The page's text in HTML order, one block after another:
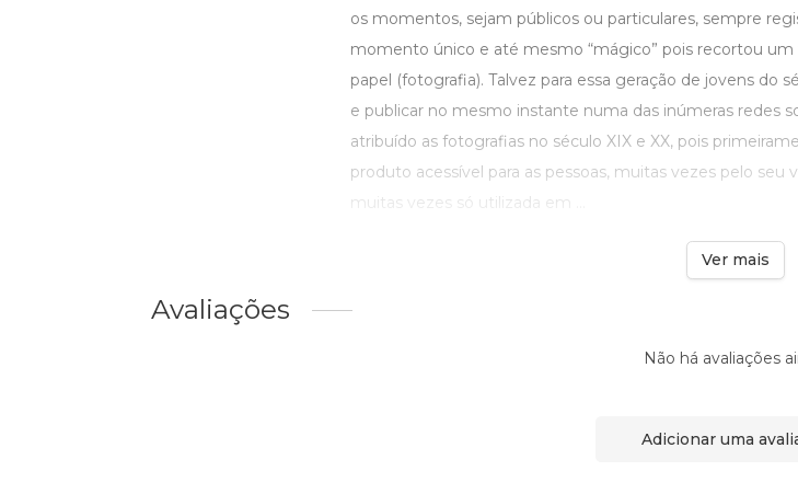
os momentos, sejam públicos ou particulares, sempre
momento único e até mesmo “mágico” pois recortou
papel (fotografia). Talvez para essa geração de jovens do
e publicar no mesmo instante numa das inúmeras redes
atribuído as fotografias no século XIX e XX, pois
produto acessível para as pessoas, muitas vezes pelo seu
muitas vezes só utilizada em ...
Ver mais
Avaliações
Não há avaliações
Adicionar uma